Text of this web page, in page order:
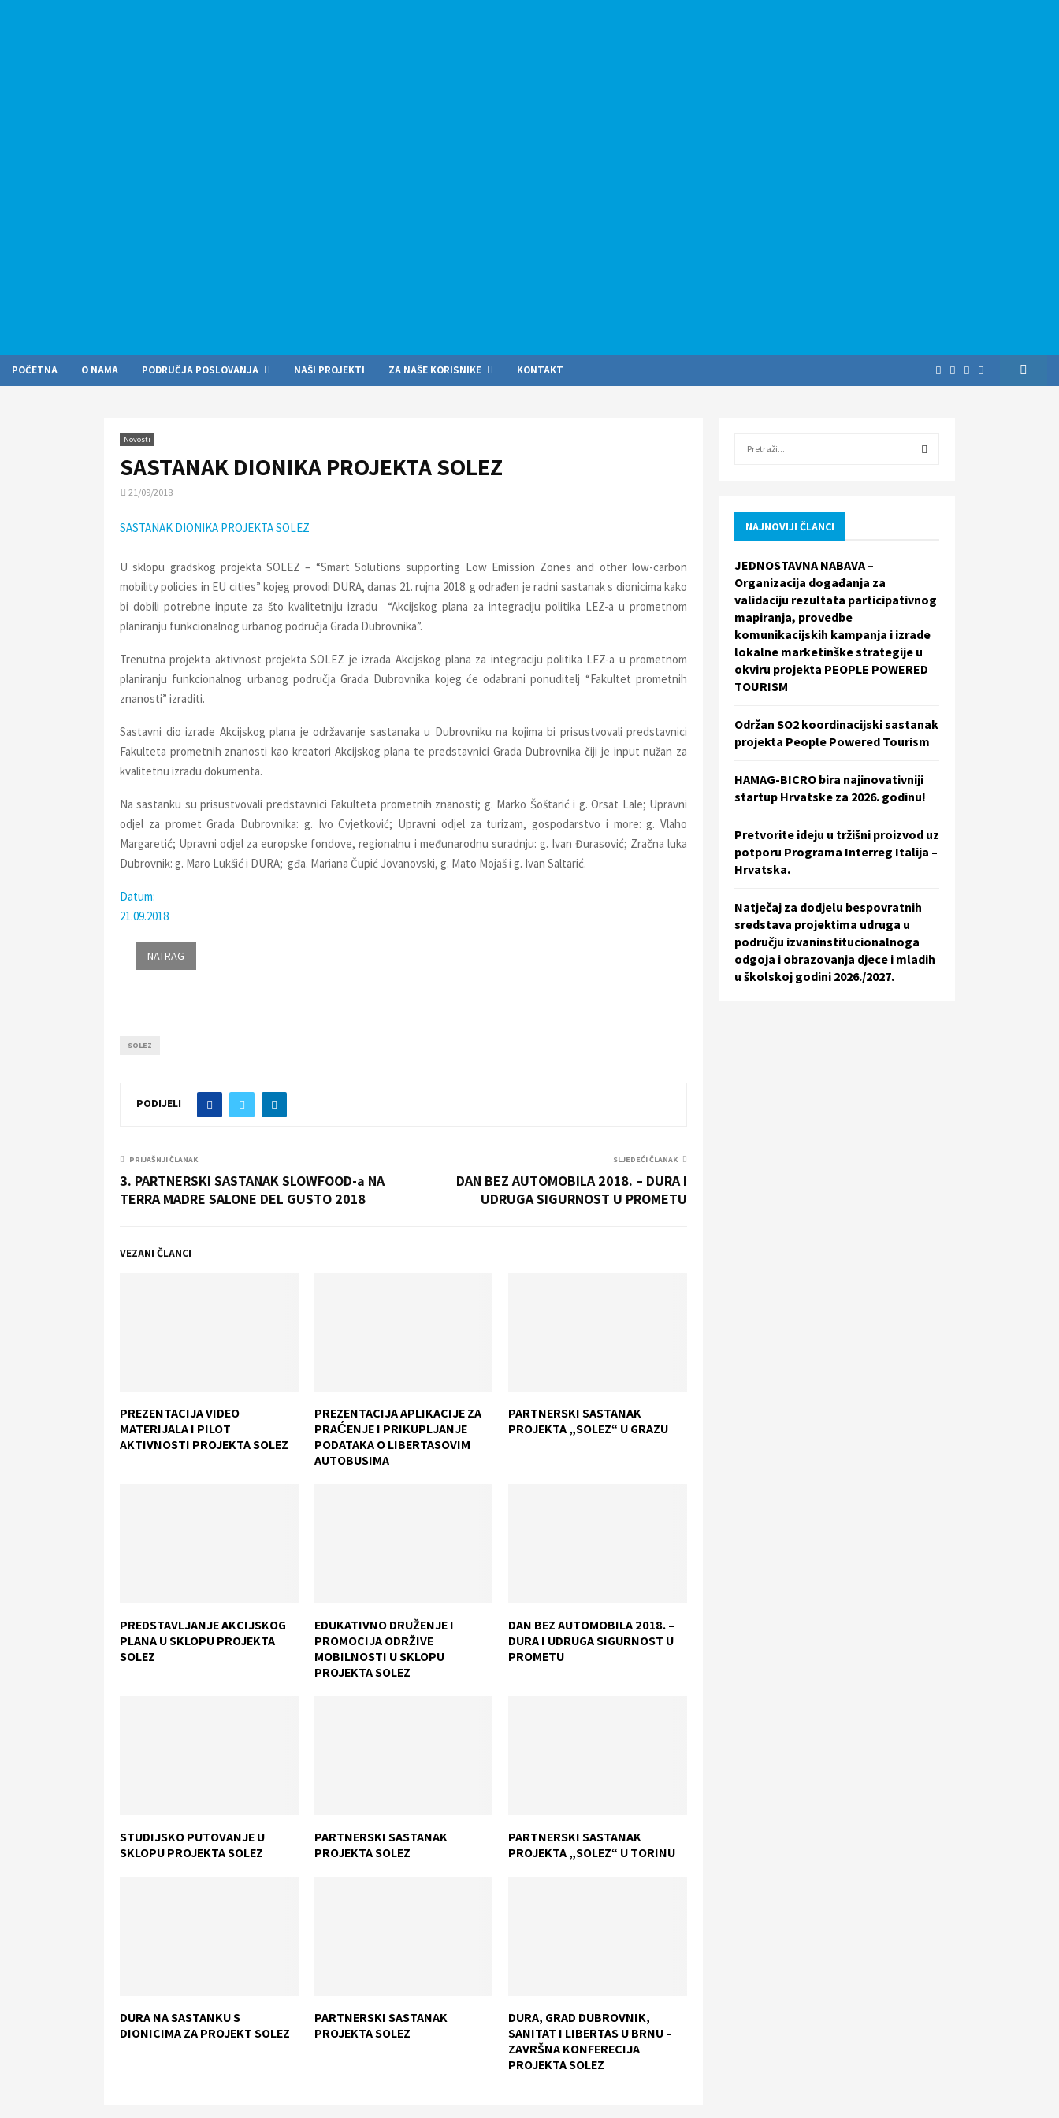
POČETNA O NAMA PODRUČJA POSLOVANJA NAŠI PROJEKTI ZA NAŠE KORISNIKE KONTAKT
Novosti
SASTANAK DIONIKA PROJEKTA SOLEZ
21/09/2018
SASTANAK DIONIKA PROJEKTA SOLEZ
U sklopu gradskog projekta SOLEZ – “Smart Solutions supporting Low Emission Zones and other low-carbon
mobility policies in EU cities” kojeg provodi DURA, danas 21. rujna 2018. g odrađen je radni sastanak s dionicima kako
bi dobili potrebne inpute za što kvalitetniju izradu “Akcijskog plana za integraciju politika LEZ-a u prometnom
planiranju funkcionalnog urbanog područja Grada Dubrovnika”.
Trenutna projekta aktivnost projekta SOLEZ je izrada Akcijskog plana za integraciju politika LEZ-a u prometnom
planiranju funkcionalnog urbanog područja Grada Dubrovnika kojeg će odabrani ponuditelj “Fakultet prometnih
znanosti” izraditi.
Sastavni dio izrade Akcijskog plana je održavanje sastanaka u Dubrovniku na kojima bi prisustvovali predstavnici
Fakulteta prometnih znanosti kao kreatori Akcijskog plana te predstavnici Grada Dubrovnika čiji je input nužan za
kvalitetnu izradu dokumenta.
Na sastanku su prisustvovali predstavnici Fakulteta prometnih znanosti; g. Marko Šoštarić i g. Orsat Lale; Upravni
odjel za promet Grada Dubrovnika: g. Ivo Cvjetković; Upravni odjel za turizam, gospodarstvo i more: g. Vlaho
Margaretić; Upravni odjel za europske fondove, regionalnu i međunarodnu suradnju: g. Ivan Đurasović; Zračna luka
Dubrovnik: g. Maro Lukšić i DURA; gđa. Mariana Čupić Jovanovski, g. Mato Mojaš i g. Ivan Saltarić.
Datum:
21.09.2018
SOLEZ
PODIJELI
PRIJAŠNJI ČLANAK
3. PARTNERSKI SASTANAK SLOWFOOD-a NA
TERRA MADRE SALONE DEL GUSTO 2018
SLJEDEĆI ČLANAK
DAN BEZ AUTOMOBILA 2018. – DURA I
UDRUGA SIGURNOST U PROMETU
VEZANI ČLANCI
PREZENTACIJA VIDEO
MATERIJALA I PILOT
AKTIVNOSTI PROJEKTA SOLEZ
PREZENTACIJA APLIKACIJE ZA
PRAĆENJE I PRIKUPLJANJE
PODATAKA O LIBERTASOVIM
AUTOBUSIMA
PARTNERSKI SASTANAK
PROJEKTA „SOLEZ“ U GRAZU
PREDSTAVLJANJE AKCIJSKOG
PLANA U SKLOPU PROJEKTA
SOLEZ
EDUKATIVNO DRUŽENJE I
PROMOCIJA ODRŽIVE
MOBILNOSTI U SKLOPU
PROJEKTA SOLEZ
DAN BEZ AUTOMOBILA 2018. –
DURA I UDRUGA SIGURNOST U
PROMETU
STUDIJSKO PUTOVANJE U
SKLOPU PROJEKTA SOLEZ
PARTNERSKI SASTANAK
PROJEKTA SOLEZ
PARTNERSKI SASTANAK
PROJEKTA „SOLEZ“ U TORINU
DURA NA SASTANKU S
DIONICIMA ZA PROJEKT SOLEZ
PARTNERSKI SASTANAK
PROJEKTA SOLEZ
DURA, GRAD DUBROVNIK,
SANITAT I LIBERTAS U BRNU –
ZAVRŠNA KONFERECIJA
PROJEKTA SOLEZ
f
r
:
C
H
NAJNOVIJI ČLANCI
JEDNOSTAVNA NABAVA –
Organizacija događanja za
validaciju rezultata participativnog
mapiranja, provedbe
komunikacijskih kampanja i izrade
lokalne marketinške strategije u
okviru projekta PEOPLE POWERED
TOURISM
Održan SO2 koordinacijski sastanak
projekta People Powered Tourism
HAMAG-BICRO bira najinovativniji
startup Hrvatske za 2026. godinu!
Pretvorite ideju u tržišni proizvod uz
potporu Programa Interreg Italija –
Hrvatska.
Natječaj za dodjelu bespovratnih
sredstava projektima udruga u
području izvaninstitucionalnoga
odgoja i obrazovanja djece i mladih
u školskoj godini 2026./2027.